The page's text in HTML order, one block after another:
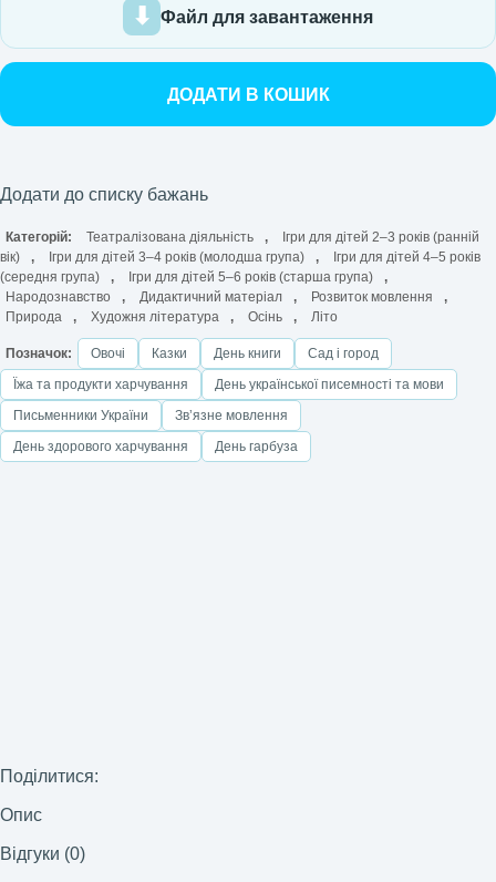
Файл для завантаження
ДОДАТИ В КОШИК
Додати до списку бажань
Категорій: Театралізована діяльність ,
Ігри для дітей 2–3 років (ранній
вік)
, Ігри для дітей 3–4 років (молодша група) ,
Ігри для дітей 4–5 років
(середня група)
, Ігри для дітей 5–6 років (старша група)
,
Народознавство
, Дидактичний матеріал , Розвиток мовлення
,
Природа
, Художня література , Осінь , Літо
Позначок: Овочі Казки День книги
Сад і город
Їжа та продукти харчування
День української писемності та мови
Письменники України
Звʼязне мовлення
День здорового харчування
День гарбуза
Поділитися:
Опис
Відгуки (0)